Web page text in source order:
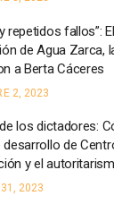
repetidos fallos”:
de Agua Zarca,
a Berta Cáceres
2, 2023
los dictadores:
desarrollo de
y el
2023